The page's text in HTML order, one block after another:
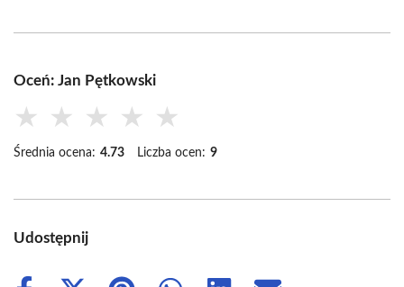
Oceń: Jan Pętkowski
★ ★ ★ ★ ★
Średnia ocena: 4.73 Liczba ocen: 9
Udostępnij